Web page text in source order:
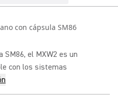
con cápsula SM86
el MXW2 es un
con los sistemas